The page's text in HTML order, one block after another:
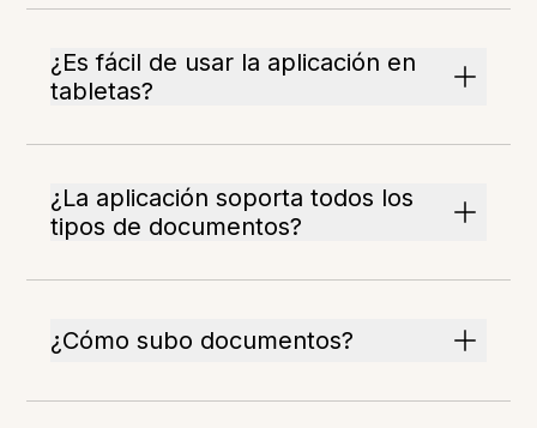
¿Es fácil de usar la aplicación en
tabletas?
¿La aplicación soporta todos los
tipos de documentos?
¿Cómo subo documentos?